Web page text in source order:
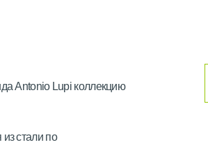
Antonio Lupi коллекцию
стали по